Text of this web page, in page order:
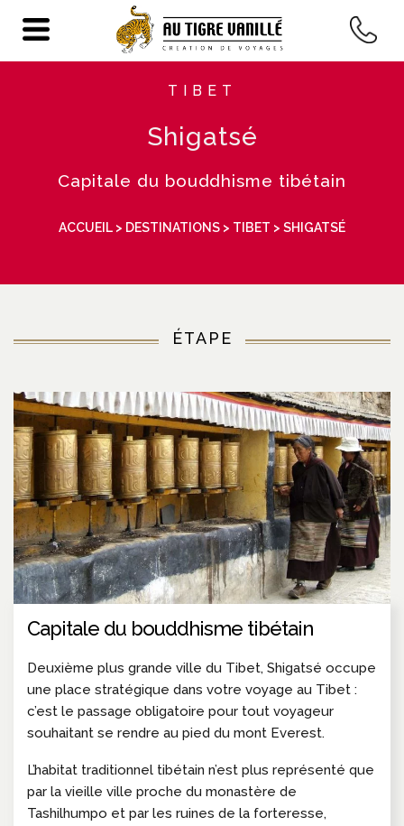
TIBET
Shigatsé
Capitale du bouddhisme tibétain
ACCUEIL > DESTINATIONS > TIBET > SHIGATSÉ
ÉTAPE
Capitale du bouddhisme tibétain
Deuxième plus grande ville du Tibet, Shigatsé occupe
une place stratégique dans votre voyage au Tibet :
c’est le passage obligatoire pour tout voyageur
souhaitant se rendre au pied du mont Everest.
L’habitat traditionnel tibétain n’est plus représenté que
par la vieille ville proche du monastère de
Tashilhumpo et par les ruines de la forteresse,